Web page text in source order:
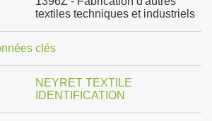
textiles techniques et industriels
clés
NEYRET TEXTILE
IDENTIFICATION